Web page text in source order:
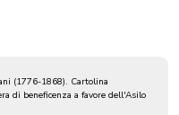
1868). Cartolina